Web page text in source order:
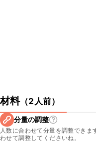
材料（2人前）
分量の調整
人数に合わせて分量を調整でき
わせて調整してくださいね。